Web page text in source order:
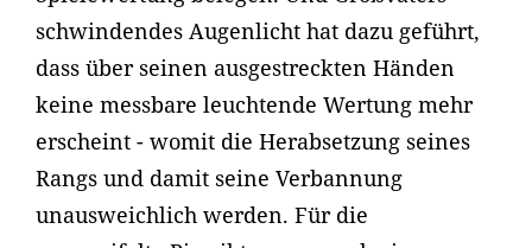
schwindendes Augenlicht hat dazu geführt,
dass über seinen ausgestreckten Händen
keine messbare leuchtende Wertung mehr
erscheint - womit die Herabsetzung seines
Rangs und damit seine Verbannung
unausweichlich werden. Für die